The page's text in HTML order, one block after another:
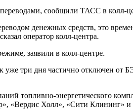
сообщили ТАСС в колл-
денежных средств, это
оператор колл-центра.
заявили в колл-центре.
три дня частично отключен от
топливно-энергетического
«Вердис Холл», «Сити Клининг»